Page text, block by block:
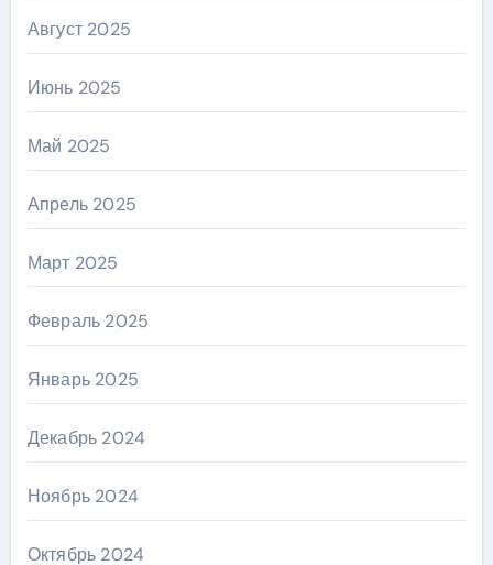
Август 2025
Июнь 2025
Май 2025
Апрель 2025
Март 2025
Февраль 2025
Январь 2025
Декабрь 2024
Ноябрь 2024
Октябрь 2024